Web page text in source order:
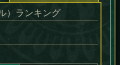
）ランキング